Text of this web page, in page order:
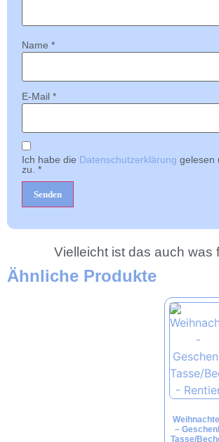
Name *
E-Mail *
Ich habe die Datenschutzerklärung gelesen
zu. *
Vielleicht ist das auch was
Ähnliche Produkte
–
Tasse/